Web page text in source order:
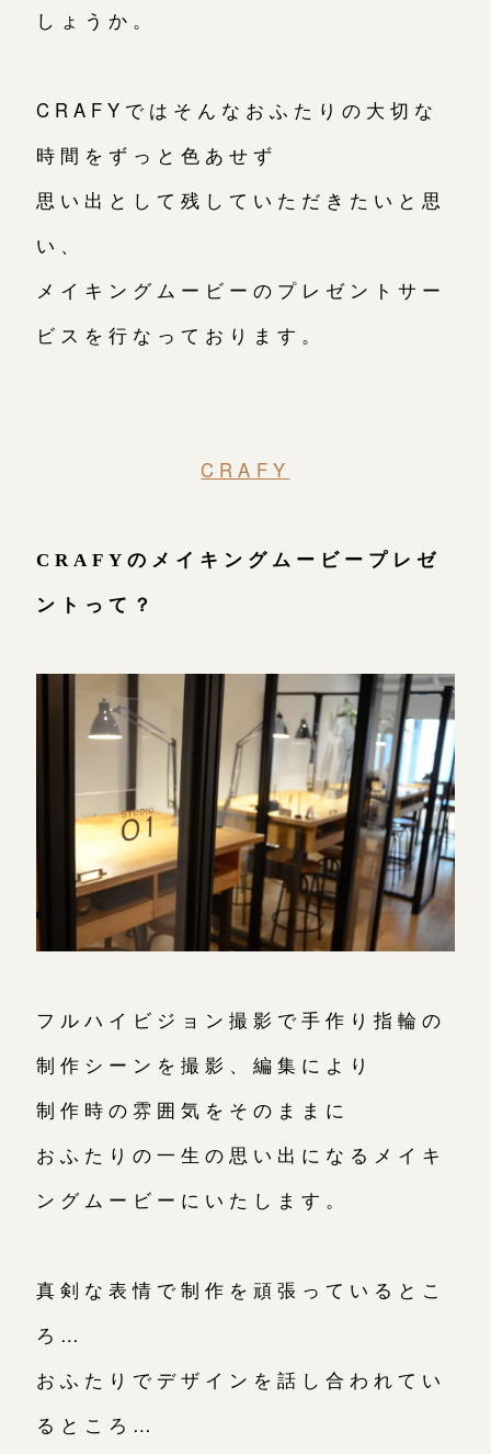
しょうか。
CRAFYではそんなおふたりの大切な
時間をずっと色あせず
思い出として残していただきたいと思
い、
メイキングムービーのプレゼントサー
ビスを行なっております。
CRAFY
CRAFYのメイキングムービープレゼ
ントって？
フルハイビジョン撮影で手作り指輪の
制作シーンを撮影、編集により
制作時の雰囲気をそのままに
おふたりの一生の思い出になるメイキ
ングムービーにいたします。
真剣な表情で制作を頑張っているとこ
ろ…
おふたりでデザインを話し合われてい
るところ…